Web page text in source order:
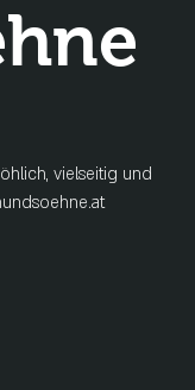
vielseitig und